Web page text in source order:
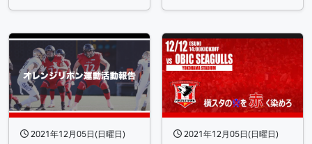
2021年12月05日(日曜日) 2021年12月05日(日曜日)